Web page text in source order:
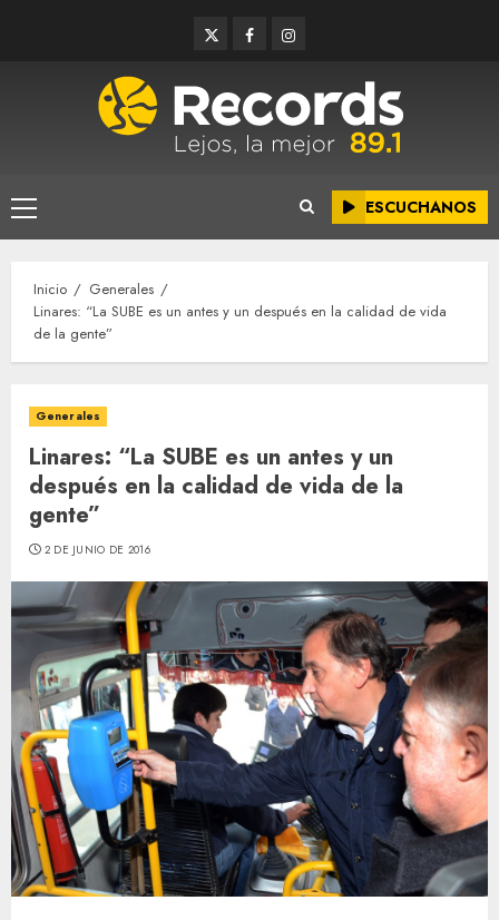
TwitterFacebookInstagram
Menú
principal
ESCUCHANOS
Inicio
Generales
Linares: “La SUBE es un antes y un después en la calidad de vida
de la gente”
Generales
Linares: “La SUBE es un antes y un
después en la calidad de vida de la
gente”
2 DE JUNIO DE 2016